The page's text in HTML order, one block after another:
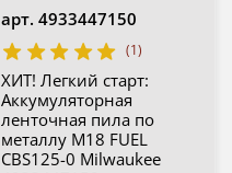
арт. 4933447150
(1)
ХИТ! Легкий старт:
Аккумуляторная
ленточная пила по
металлу M18 FUEL
CBS125-0 Milwaukee